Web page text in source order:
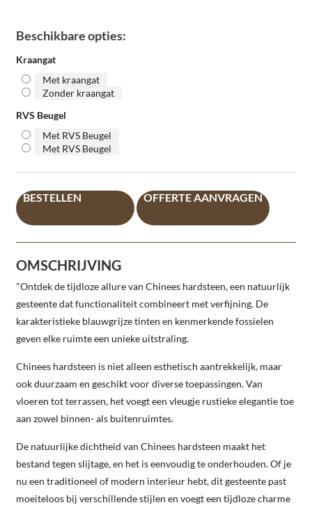
Beschikbare opties:
Kraangat
Met kraangat
Zonder kraangat
RVS Beugel
Met RVS Beugel
Met RVS Beugel
BESTELLEN OFFERTE AANVRAGEN
OMSCHRIJVING
"Ontdek de tijdloze allure van Chinees hardsteen, een natuurlijk
gesteente dat functionaliteit combineert met verfijning. De
karakteristieke blauwgrijze tinten en kenmerkende fossielen
geven elke ruimte een unieke uitstraling.
Chinees hardsteen is niet alleen esthetisch aantrekkelijk, maar
ook duurzaam en geschikt voor diverse toepassingen. Van
vloeren tot terrassen, het voegt een vleugje rustieke elegantie toe
aan zowel binnen- als buitenruimtes.
De natuurlijke dichtheid van Chinees hardsteen maakt het
bestand tegen slijtage, en het is eenvoudig te onderhouden. Of je
nu een traditioneel of modern interieur hebt, dit gesteente past
moeiteloos bij verschillende stijlen en voegt een tijdloze charme